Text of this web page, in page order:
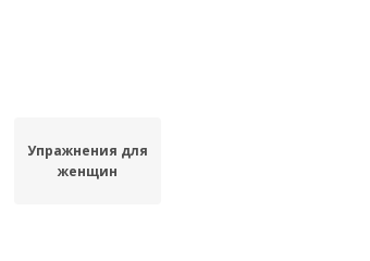
Упражнения для
женщин